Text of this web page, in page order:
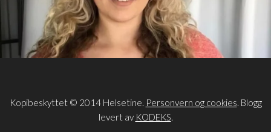
Kopibeskyttet © 2014 Helsetine. Personvern og cookies. Blogg
levert av KODEKS.